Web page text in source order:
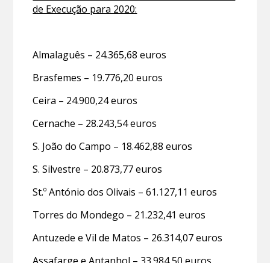
de Execução para 2020:
Almalaguês – 24.365,68 euros
Brasfemes – 19.776,20 euros
Ceira – 24.900,24 euros
Cernache – 28.243,54 euros
S. João do Campo – 18.462,88 euros
S. Silvestre – 20.873,77 euros
St.º António dos Olivais – 61.127,11 euros
Torres do Mondego – 21.232,41 euros
Antuzede e Vil de Matos – 26.314,07 euros